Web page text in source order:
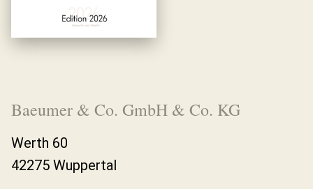
Baeumer & Co. GmbH & Co. KG
Werth 60
42275 Wuppertal